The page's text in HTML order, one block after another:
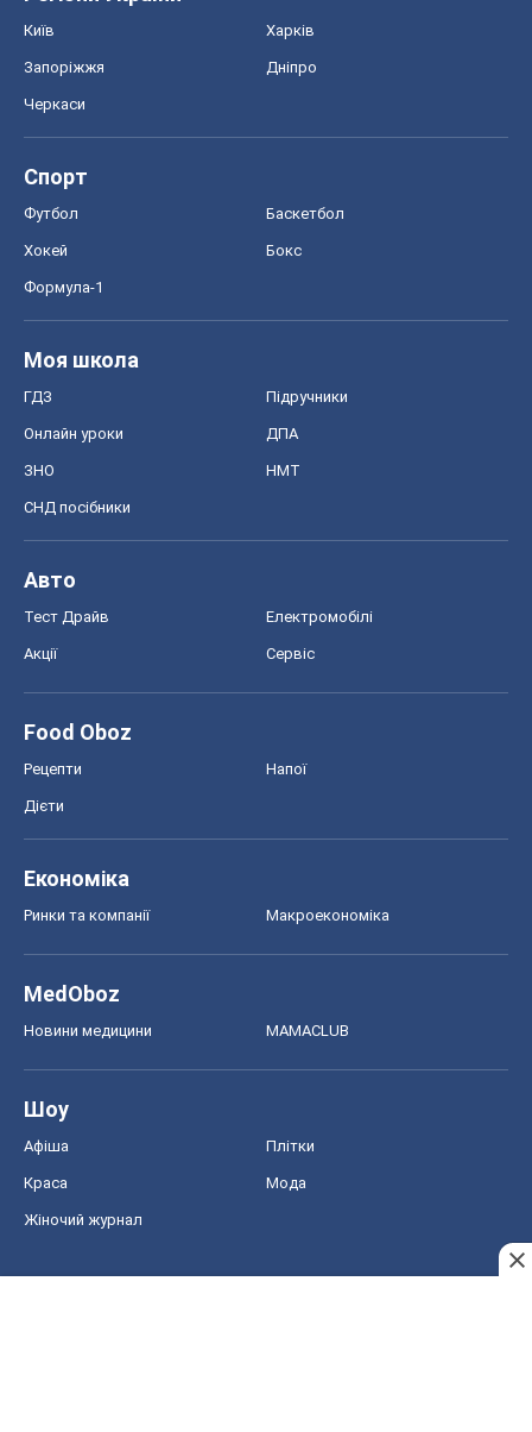
Київ Харків
Запоріжжя Дніпро
Черкаси
Спорт
Футбол Баскетбол
Хокей Бокс
Формула-1
Моя школа
ГДЗ Підручники
Онлайн уроки ДПА
ЗНО НМТ
СНД посібники
Авто
Тест Драйв Електромобілі
Акції Сервіс
Food Oboz
Рецепти Напої
Дієти
Економіка
Ринки та компанії Макроекономіка
MedOboz
Новини медицини MAMACLUB
Шоу
Афіша Плітки
Краса Мода
Жіночий журнал